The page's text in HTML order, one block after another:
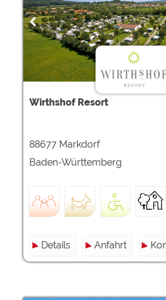
Wirthshof Resort
88677 Markdorf
Baden-Württemberg
Details Anfahrt